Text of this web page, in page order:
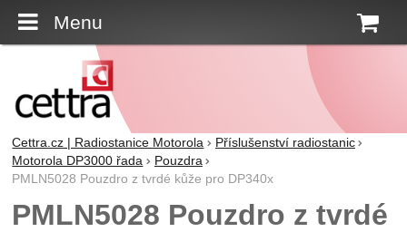
Menu
Cettra.cz | Radiostanice Motorola
Příslušenství radiostanic
Motorola DP3000 řada
Pouzdra
PMLN5028 Pouzdro z tvrdé kůže pro DP340x
PMLN5028 Pouzdro z tvrdé